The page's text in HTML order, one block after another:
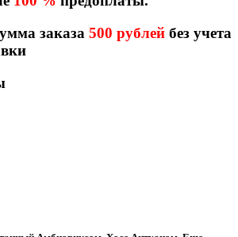
заказа 500 рублей без учета